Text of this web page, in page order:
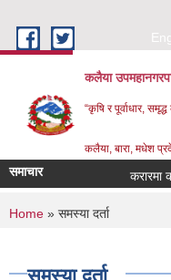
कलैया
“कृषि र पूर्वाधार,
कलैया, बारा, मधेश
समाचार करारमा
You are here
Home » समस्या दर्ता